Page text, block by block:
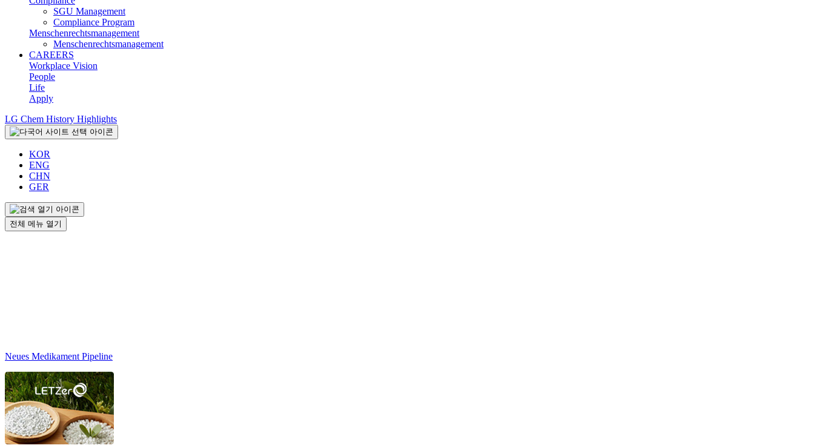
SGU Management
Compliance Program
Menschenrechtsmanagement
Menschenrechtsmanagement
CAREERS
Workplace Vision
People
Life
Apply
LG Chem History Highlights
KOR
ENG
CHN
GER
전체 메뉴 열기
Neues Medikament Pipeline